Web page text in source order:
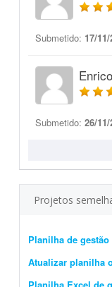
Submetido: 17/
Submetido: 26/
Projetos
Planilha de
Atualizar planilha